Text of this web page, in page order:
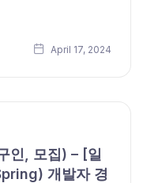
April 17, 2024
인, 모집) – [일
개발자 경